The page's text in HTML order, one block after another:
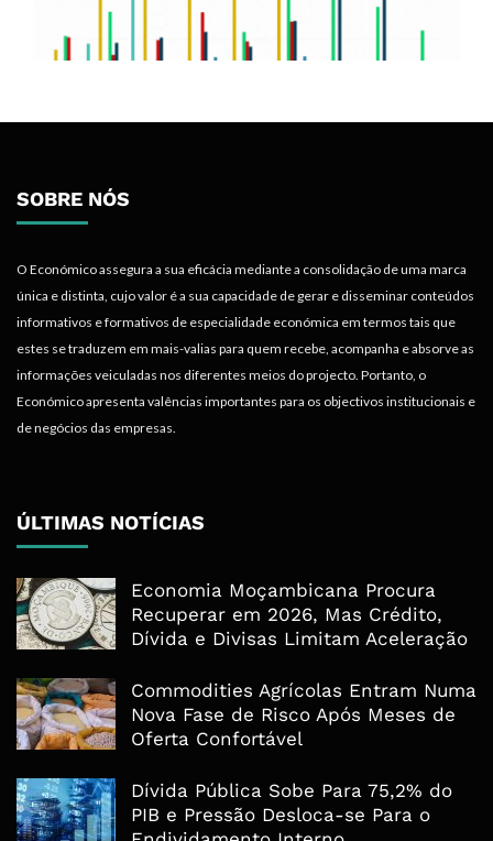
SOBRE NÓS
O Económico assegura a sua eficácia mediante a consolidação de uma marca
única e distinta, cujo valor é a sua capacidade de gerar e disseminar conteúdos
informativos e formativos de especialidade económica em termos tais que
estes se traduzem em mais-valias para quem recebe, acompanha e absorve as
informações veiculadas nos diferentes meios do projecto. Portanto, o
Económico apresenta valências importantes para os objectivos institucionais e
de negócios das empresas.
ÚLTIMAS NOTÍCIAS
Economia Moçambicana Procura
Recuperar em 2026, Mas Crédito,
Dívida e Divisas Limitam Aceleração
Commodities Agrícolas Entram Numa
Nova Fase de Risco Após Meses de
Oferta Confortável
Dívida Pública Sobe Para 75,2% do
PIB e Pressão Desloca-se Para o